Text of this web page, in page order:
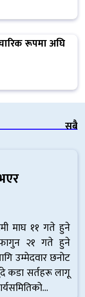
रूपमा अघि
सबै
माघ ११ गते हुने
फागुन २१ गते हुने
उम्मेदवार छनोट
कडा सर्तहरू लागू